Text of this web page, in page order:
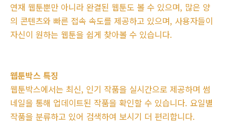
연재 웹툰뿐만 아니라 완결된 웹툰도 볼 수 있으며, 많은 양
의 콘텐츠와 빠른 접속 속도를 제공하고 있으며, 사용자들이
자신이 원하는 웹툰을 쉽게 찾아볼 수 있습니다.
웹툰박스 특징
웹툰박스에서는 최신, 인기 작품을 실시간으로 제공하며 썸
네일을 통해 업데이트된 작품을 확인할 수 있습니다. 요일별
작품을 분류하고 있어 검색하여 보시기 더 편리합니다.